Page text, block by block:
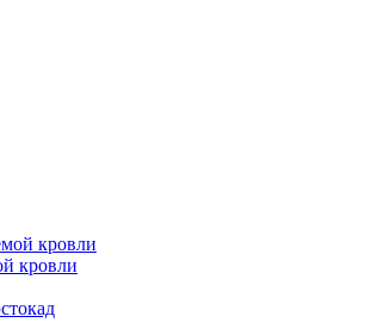
кровли
кровли